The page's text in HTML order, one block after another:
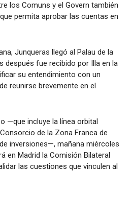
los Comuns y el Govern también
permita aprobar las cuentas en
Junqueras llegó al Palau de la
después fue recibido por Illa en la
su entendimiento con un
reunirse brevemente en el
—que incluye la línea orbital
de la Zona Franca de
inversiones—, mañana miércoles
en Madrid la Comisión Bilateral
las cuestiones que vinculen al